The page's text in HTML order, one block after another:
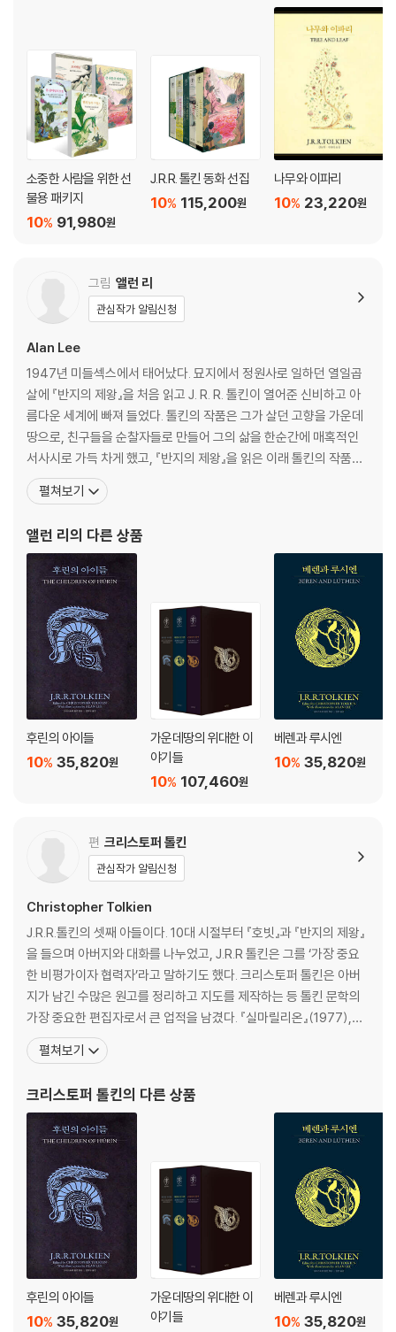
1) ‘위대한 이야기들’의 진화 과정
2) 텍스트의 구성
발음에 대하여
고유명사 목록
지도에 대하여
소중한 사람을 위한 선
물용 패키지
91,980원
10%
J.R.R. 톨킨 동화 선집
115,200원
10%
나무와 이파리
23,220원
10%
그림 앨런 리
관심작가 알림신청
Alan Lee
1947년 미들섹스에서 태어났다. 묘지에서 정원사로 일하던 열일곱
살에 『반지의 제왕』을 처음 읽고 J. R. R. 톨킨이 열어준 신비하고 아
름다운 세계에 빠져 들었다. 톨킨의 작품은 그가 살던 고향을 가운데
땅으로, 친구들을 순찰자들로 만들어 그의 삶을 한순간에 매혹적인
서사시로 가득 차게 했고, 『반지의 제왕』을 읽은 이래 톨킨의 작품은
그에게 늘 새로운 영감의 원천이 되어왔다. 얼링 아트 스쿨에서 그래
픽 디자인을 공부한 그는, 학창 시절부터 켈트 신화와 북유럽 신화를
있다. 그는 『요정의 나라 Faeries』
펼쳐보기
앨런 리의 다른 상품
후린의 아이들
35,820원
10%
가운데땅의 위대한 이
야기들
107,460원
10%
베렌과 루시엔
35,820원
10%
편 크리스토퍼 톨킨
관심작가 알림신청
Christopher Tolkien
J.R.R.톨킨의 셋째 아들이다. 10대 시절부터 『호빗』과 『반지의 제왕』
을 들으며 아버지와 대화를 나누었고, J.R.R 톨킨은 그를 ‘가장 중요
한 비평가이자 협력자’라고 말하기도 했다. 크리스토퍼 톨킨은 아버
지가 남긴 수많은 원고를 정리하고 지도를 제작하는 등 톨킨 문학의
가장 중요한 편집자로서 큰 업적을 남겼다. 『실마릴리온』(1977),
『끝나지 않은 이야기』(1980), 『가운데땅의 역사서 1~12』(1983~1
996), 『후린의 아이들』(2007), 『베렌과 루시엔』(2017), 『곤돌린
작품들이 크
펼쳐보기
크리스토퍼 톨킨의 다른 상품
후린의 아이들
35,820원
10%
가운데땅의 위대한 이
야기들
베렌과 루시엔
35,820원
10%